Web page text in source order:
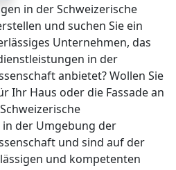
in der Schweizerische
und suchen Sie ein
Unternehmen, das
in der
anbietet? Wollen Sie
Ihr Haus oder die Fassade an
in der Umgebung der
und sind auf der
und kompetenten